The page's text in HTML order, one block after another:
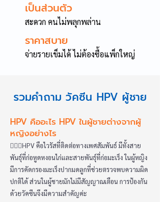
เป็นส่วนตัว
สะดวก คนไม่พลุกพล่าน
ราคาสบาย
จ่ายรายเข็มได้ ไม่ต้องซื้อแพ็กใหญ่
รวมคำถาม วัคซีน HPV ผู้ชาย
HPV คืออะไร HPV ในผู้ชายต่างจากผู้
หญิงอย่างไร
👩🏻‍⚕️HPV คือไวรัสที่ติดต่อทางเพศสัมพันธ์ มีทั้งสาย
พันธุ์ที่ก่อหูดหงอนไก่และสายพันธุ์ที่ก่อมะเร็ง ในผู้หญิง
มีการคัดกรองมะเร็งปากมดลูกที่ช่วยตรวจพบความผิด
ปกติได้ ส่วนในผู้ชายมักไม่มีสัญญาณเตือน การป้องกัน
ด้วยวัคซีนจึงมีความสำคัญค่ะ